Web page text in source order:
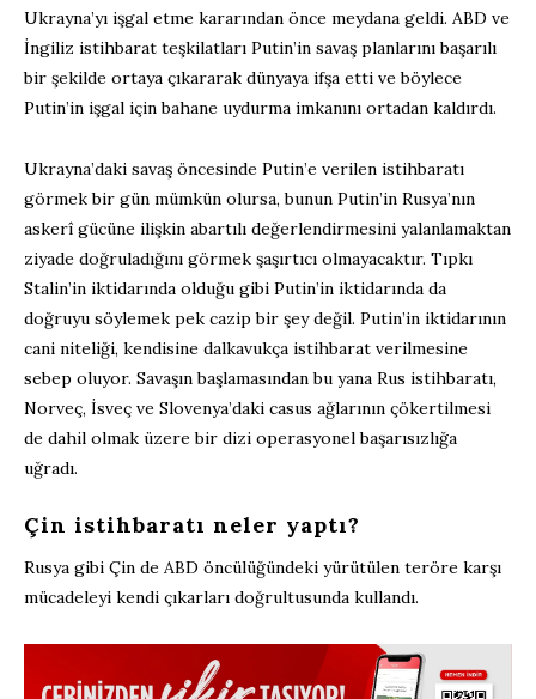
Ukrayna’yı işgal etme kararından önce meydana geldi. ABD ve
İngiliz istihbarat teşkilatları Putin’in savaş planlarını başarılı
bir şekilde ortaya çıkararak dünyaya ifşa etti ve böylece
Putin’in işgal için bahane uydurma imkanını ortadan kaldırdı.
Ukrayna’daki savaş öncesinde Putin’e verilen istihbaratı
görmek bir gün mümkün olursa, bunun Putin’in Rusya’nın
askerî gücüne ilişkin abartılı değerlendirmesini yalanlamaktan
ziyade doğruladığını görmek şaşırtıcı olmayacaktır. Tıpkı
Stalin’in iktidarında olduğu gibi Putin’in iktidarında da
doğruyu söylemek pek cazip bir şey değil. Putin’in iktidarının
cani niteliği, kendisine dalkavukça istihbarat verilmesine
sebep oluyor. Savaşın başlamasından bu yana Rus istihbaratı,
Norveç, İsveç ve Slovenya’daki casus ağlarının çökertilmesi
de dahil olmak üzere bir dizi operasyonel başarısızlığa
uğradı.
Çin istihbaratı neler yaptı?
Rusya gibi Çin de ABD öncülüğündeki yürütülen teröre karşı
mücadeleyi kendi çıkarları doğrultusunda kullandı.